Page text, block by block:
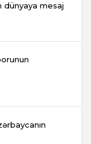
dünyaya mesaj